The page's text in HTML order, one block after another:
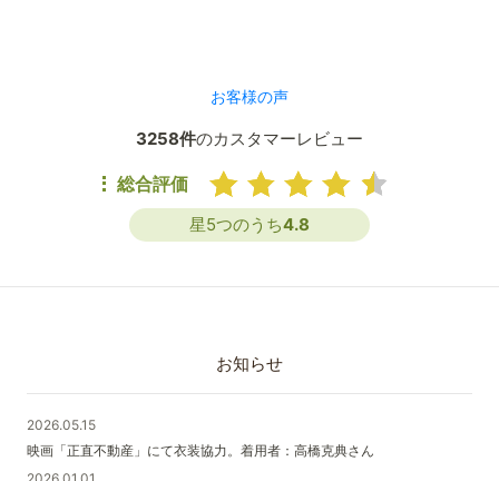
お客様の声
3258件のカスタマーレビュー
総合評価
星5つのうち4.8
お知らせ
2026.05.15
映画「正直不動産」にて衣装協力。着用者：高橋克典さん